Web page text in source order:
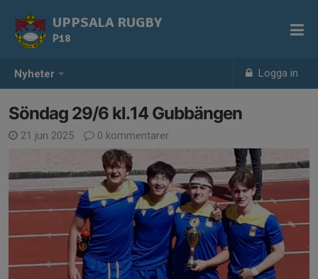
Nyheter Logga in
UPPSALA RUGBY
P18
Söndag 29/6 kl.14 Gubbängen
21 jun 2025 0 kommentarer